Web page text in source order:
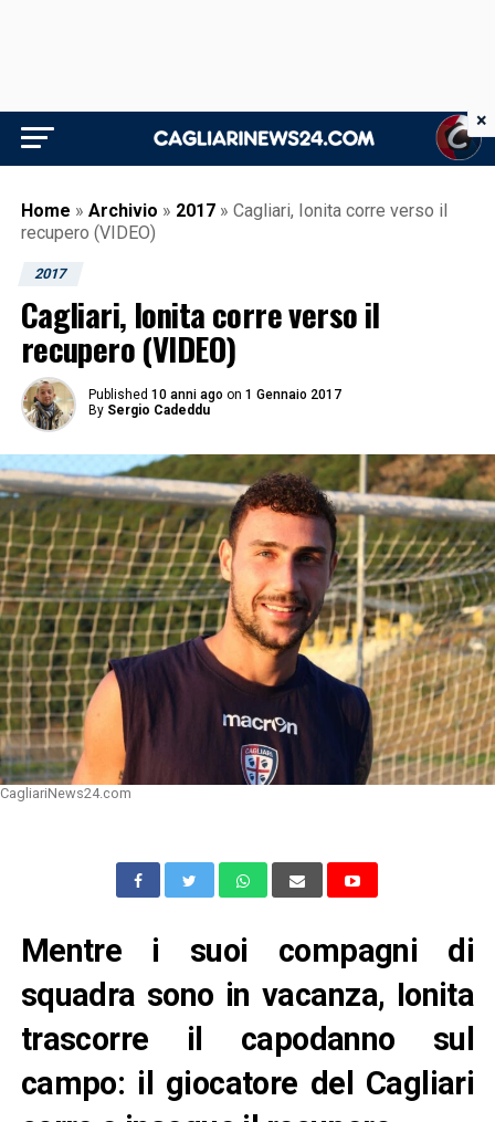
Home » Archivio » 2017 » Cagliari, Ionita corre verso il
recupero (VIDEO)
2017
Cagliari, Ionita corre verso il
recupero (VIDEO)
Published 10 anni ago on 1 Gennaio 2017
By Sergio Cadeddu
CagliariNews24.com
Mentre i suoi compagni di
squadra sono in vacanza, Ionita
trascorre il capodanno sul
campo: il giocatore del Cagliari
×